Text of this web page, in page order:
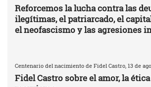
Reforcemos la lucha contra las
ilegítimas, el patriarcado, el
el neofascismo y las agresiones
Centenario del nacimiento de Fidel Castro, 13 de
Fidel Castro sobre el amor, la